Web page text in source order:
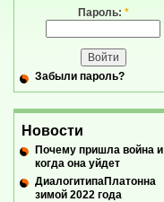
Пароль: *
Забыли пароль?
Новости
Почему пришла война и
когда она уйдет
ДиалогитипаПлатонна
зимой 2022 года